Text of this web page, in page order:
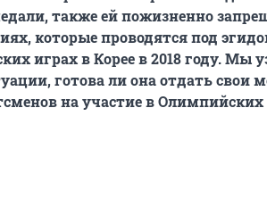
также ей пожизненно
которые проводятся под
играх в Корее в 2018 году. Мы
готова ли она отдать свои
на участие в Олимпийских